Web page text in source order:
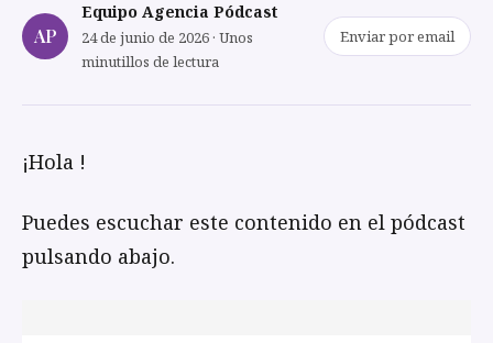
AP
Equipo Agencia Pódcast
24 de junio de 2026 · Unos
minutillos de lectura
Enviar por email
¡Hola !
Puedes escuchar este contenido en el pódcast
pulsando abajo.